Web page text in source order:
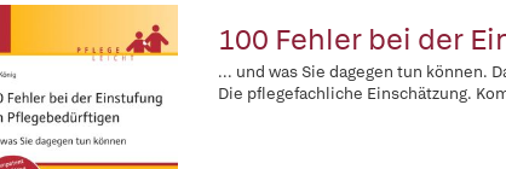
100 Fehler bei der
... und was Sie dagegen tun können.
Die pflegefachliche Einschätzung.